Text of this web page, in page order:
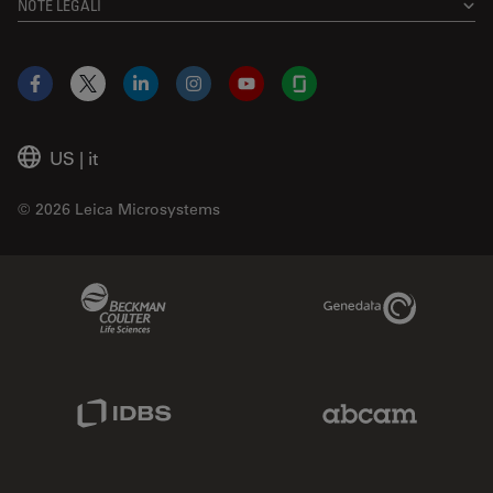
NOTE LEGALI
US | it
© 2026 Leica Microsystems
Facebook
X LinkedInInstagramYouTubeGlassdoor
Genedata Link